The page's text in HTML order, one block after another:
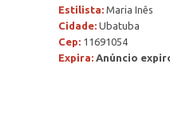
Estilista: Maria Inês
Cidade: Ubatuba
Cep: 11691054
Expira: Anúncio